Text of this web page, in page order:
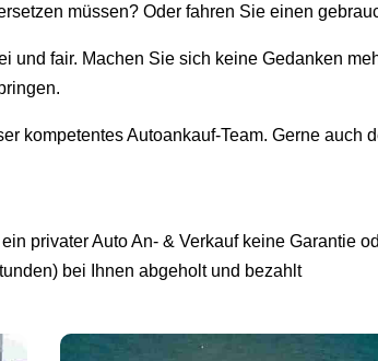
müssen? Oder fahren Sie einen
und fair. Machen Sie sich keine Gedanken
kompetentes Autoankauf-Team. Gerne
privater Auto An- & Verkauf keine Garantie
bei Ihnen abgeholt und bezahlt